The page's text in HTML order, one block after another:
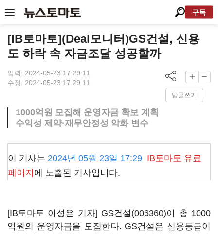
구독
[IB토마토](Deal모니터)GS건설, 신용
도 하락 속 자금조달 성공할까
입력: 2024-05-23 17:29:11
수정: 2024-05-23 17:29:11
답글쓰기
1000억원 모집해 운영자금 확보 계획
수익성 제약·재무안정성 악화 변수
이 기사는 2024년 05월 23일 17:29 IB토마토 유료
페이지 에 노출된 기사입니다.
[IB토마토 이성은 기자] GS건설(006360)이 총 1000
억원의 운영자금을 모집한다. GS건설은 신용등급이